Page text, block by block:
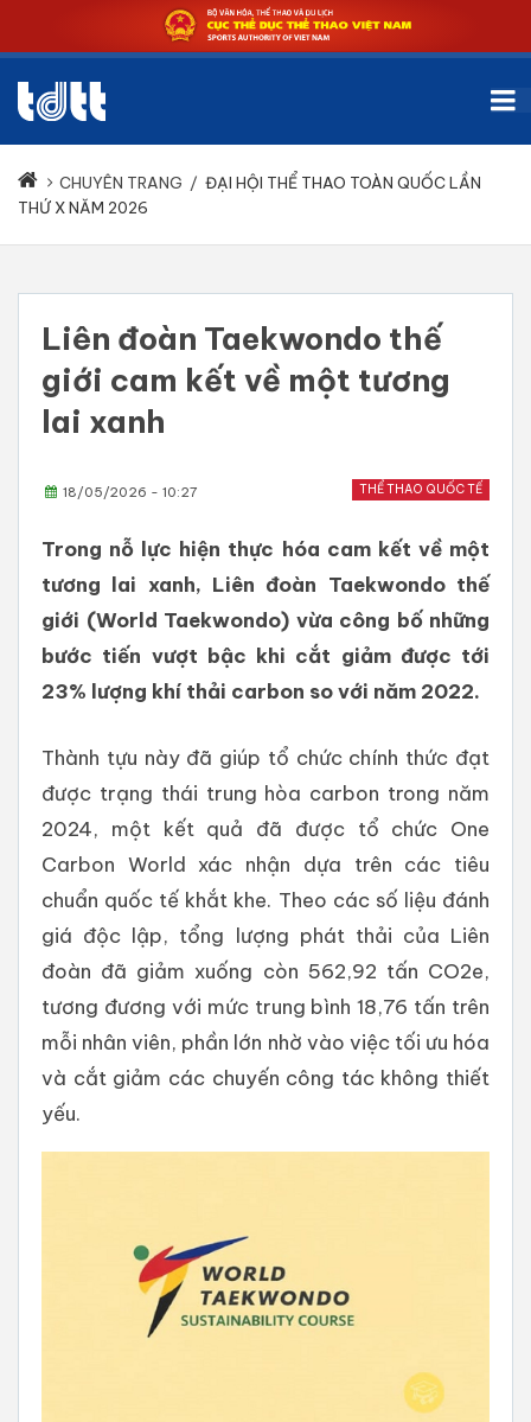
CHUYÊN TRANG / ĐẠI HỘI THỂ THAO TOÀN QUỐC LẦN
THỨ X NĂM 2026
Liên đoàn Taekwondo thế
giới cam kết về một tương
lai xanh
THỂ THAO QUỐC TẾ
18/05/2026 - 10:27
Trong nỗ lực hiện thực hóa cam kết về một
tương lai xanh, Liên đoàn Taekwondo thế
giới (World Taekwondo) vừa công bố những
bước tiến vượt bậc khi cắt giảm được tới
23% lượng khí thải carbon so với năm 2022.
Thành tựu này đã giúp tổ chức chính thức đạt
được trạng thái trung hòa carbon trong năm
2024, một kết quả đã được tổ chức One
Carbon World xác nhận dựa trên các tiêu
chuẩn quốc tế khắt khe. Theo các số liệu đánh
giá độc lập, tổng lượng phát thải của Liên
đoàn đã giảm xuống còn 562,92 tấn CO2e,
tương đương với mức trung bình 18,76 tấn trên
mỗi nhân viên, phần lớn nhờ vào việc tối ưu hóa
và cắt giảm các chuyến công tác không thiết
yếu.